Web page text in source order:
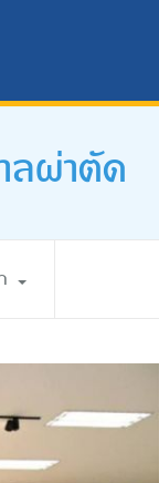
ลผ่าตัด